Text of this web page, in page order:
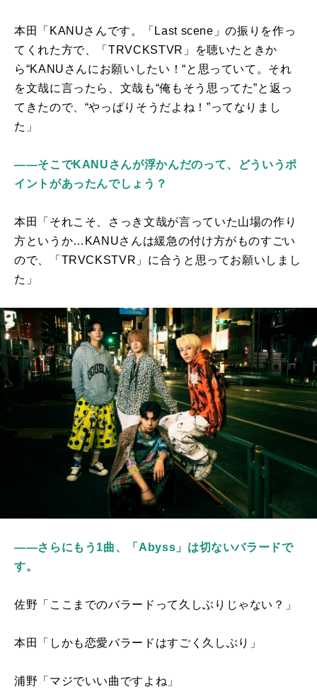
本田「 KANUさんです。「 Last scene 」の振りを作っ
てくれた方で、「TRVCKSTVR 」を聴いたときか
ら“KANU さんにお願いしたい！“と思っていて。それ
を文哉に言ったら、文哉も“俺もそう思ってた”と返っ
てきたので、“やっぱりそうだよね！”ってなりまし
た」
――そこでKANUさんが浮かんだのって、どういうポ
イントがあったんでしょう？
本田「それこそ、さっき文哉が言っていた山場の作り
方というか… KANUさんは緩急の付け方がものすごい
ので、「 TRVCKSTVR 」に合うと思ってお願いしまし
た」
――さらにもう1曲、「Abyss」は切ないバラードで
す。
佐野「ここまでのバラードって久しぶりじゃない？」
本田「しかも恋愛バラードはすごく久しぶり」
浦野「マジでいい曲ですよね」